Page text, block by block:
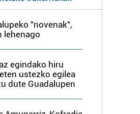
dezakezu.
baimenik eskatzen, eta beren
babesten dira. Ikusi gure
ustez zein helburutarako
eta horren aurka nola egin
prozesatzeko moduari
"novenak",
lehenago
egindako hiru
ustezko egilea
dute Guadalupen